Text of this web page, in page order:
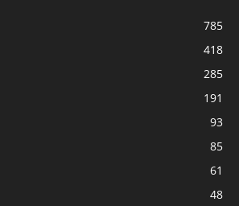
785
418
285
191
93
85
61
48